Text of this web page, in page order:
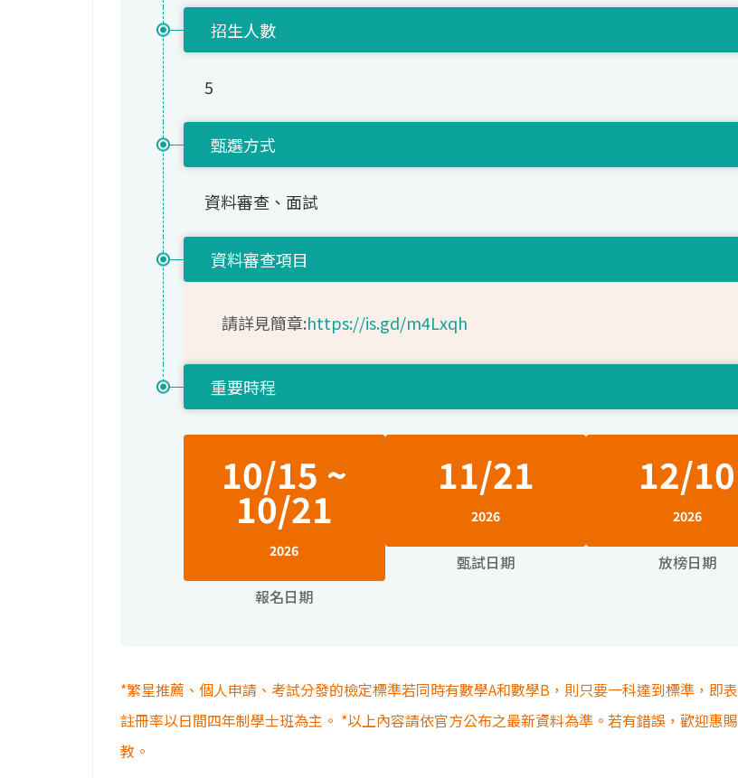
招生人數
5
甄選方式
資料審查、面試
資料審查項目
請詳見簡章:https://is.gd/m4Lxqh
重要時程
10/15 ~
10/21
2026
報名日期
11/21
2026
甄試日期
12/10
2026
放榜日期
*繁星推薦、個人申請、考試分發的檢定標準若同時有數學A和數學B，則只要一科達到標準，即
註冊率以日間四年制學士班為主。 *以上內容請依官方公布之最新資料為準。若有錯誤，歡迎惠
教。